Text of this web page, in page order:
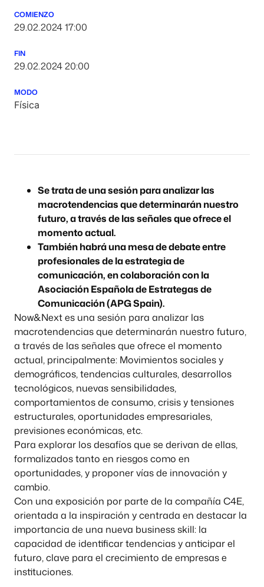
COMIENZO
29.02.2024 17:00
FIN
29.02.2024 20:00
MODO
Física
Se trata de una sesión para analizar las
macrotendencias que determinarán nuestro
futuro, a través de las señales que ofrece el
momento actual.
También habrá una mesa de debate entre
profesionales de la estrategia de
comunicación, en colaboración con la
Asociación Española de Estrategas de
Comunicación (APG Spain).
Now&Next es una sesión para analizar las
macrotendencias que determinarán nuestro futuro,
a través de las señales que ofrece el momento
actual, principalmente: Movimientos sociales y
demográficos, tendencias culturales, desarrollos
tecnológicos, nuevas sensibilidades,
comportamientos de consumo, crisis y tensiones
estructurales, oportunidades empresariales,
previsiones económicas, etc.
Para explorar los desafíos que se derivan de ellas,
formalizados tanto en riesgos como en
oportunidades, y proponer vías de innovación y
cambio.
Con una exposición por parte de la compañía C4E,
orientada a la inspiración y centrada en destacar la
importancia de una nueva business skill: la
capacidad de identificar tendencias y anticipar el
futuro, clave para el crecimiento de empresas e
instituciones.